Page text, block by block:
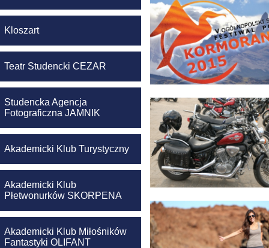
Kloszart
Teatr Studencki CEZAR
Studencka Agencja
Fotograficzna JAMNIK
Akademicki Klub Turystyczny
Akademicki Klub
Płetwonurków SKORPENA
Akademicki Klub Miłośników
Fantastyki OLIFANT